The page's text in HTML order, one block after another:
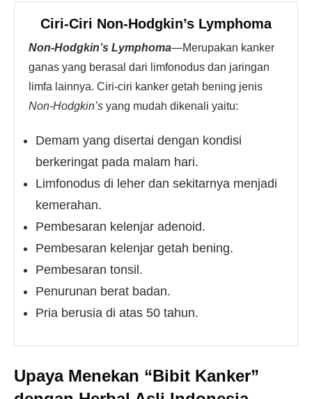
Ciri-Ciri Non-Hodgkin’s Lymphoma
Non-Hodgkin’s Lymphoma—Merupakan kanker
ganas yang berasal dari limfonodus dan jaringan
limfa lainnya. Ciri-ciri kanker getah bening jenis
Non-Hodgkin’s yang mudah dikenali yaitu:
Demam yang disertai dengan kondisi
berkeringat pada malam hari.
Limfonodus di leher dan sekitarnya menjadi
kemerahan.
Pembesaran kelenjar adenoid.
Pembesaran kelenjar getah bening.
Pembesaran tonsil.
Penurunan berat badan.
Pria berusia di atas 50 tahun.
Upaya Menekan “Bibit Kanker”